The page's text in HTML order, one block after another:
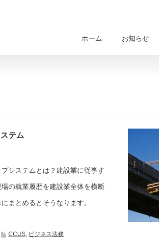
ホーム お知らせ
テム
システムとは？建設業に従事す
の就業履歴を建設業全体を横断
まとめるとそうなります。
CCUS, ビジネス法務